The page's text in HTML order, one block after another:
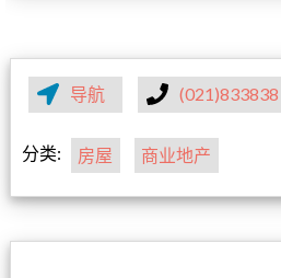
导航 (021)833838
分类: 房屋 商业地产